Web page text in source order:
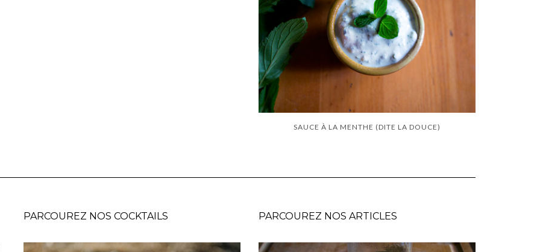
SAUCE À LA MENTHE (DITE LA DOUCE)
PARCOUREZ NOS COCKTAILS PARCOUREZ NOS ARTICLES